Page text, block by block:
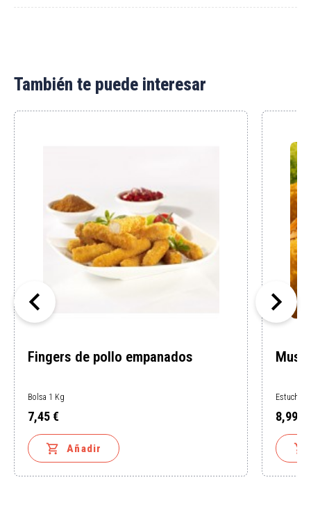
También te puede interesar
Fingers de pollo empanados
Bolsa 1 Kg
Precio
7,45 €
 Añadir
Estuche 1
Precio
8,99 €

 